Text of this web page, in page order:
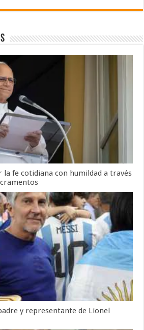
la fe cotidiana con humildad a través
y representante de Lionel